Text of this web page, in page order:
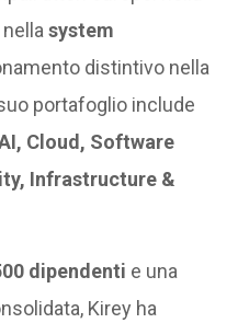
nellasystem
distintivo nella
portafoglio include
Cloud, Software
Infrastructure &
dipendenti e una
Kirey ha